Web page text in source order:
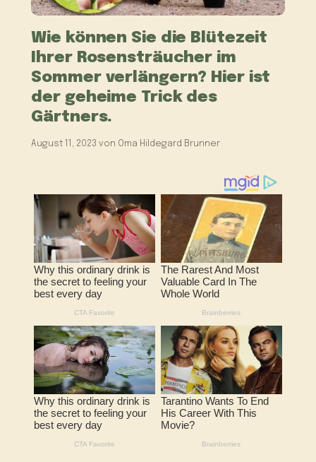
Wie können Sie die Blütezeit
Ihrer Rosensträucher im
Sommer verlängern? Hier ist
der geheime Trick des
Gärtners.
August 11, 2023 von Oma Hildegard Brunner